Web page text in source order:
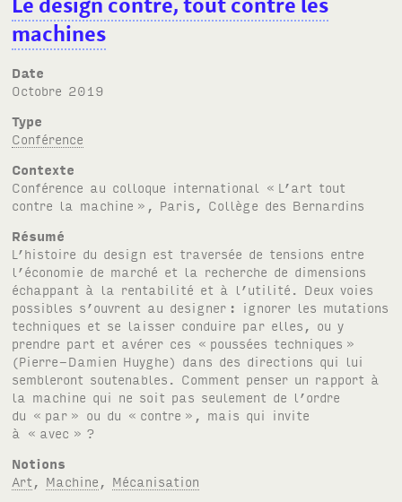
machines
Date
octobre 2019
Type
Conférence
Contexte
Conférence au colloque international « L’art tout
contre la machine », Paris, Collège des Bernardins
Résumé
L’histoire du design est traversée de tensions entre
l’économie de marché et la recherche de dimensions
échappant à la rentabilité et à l’utilité. Deux voies
possibles s’ouvrent au designer : ignorer les mutations
techniques et se laisser conduire par elles, ou y
prendre part et avérer ces « poussées techniques »
(Pierre-Damien Huyghe) dans des directions qui lui
sembleront soutenables. Comment penser un rapport à
la machine qui ne soit pas seulement de l’ordre
du « par » ou du « contre », mais qui invite
à « avec » ?
Notions
Art , Machine , Mécanisation